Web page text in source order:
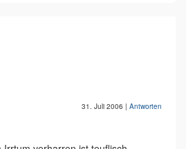
31. Juli 2006 | Antworten